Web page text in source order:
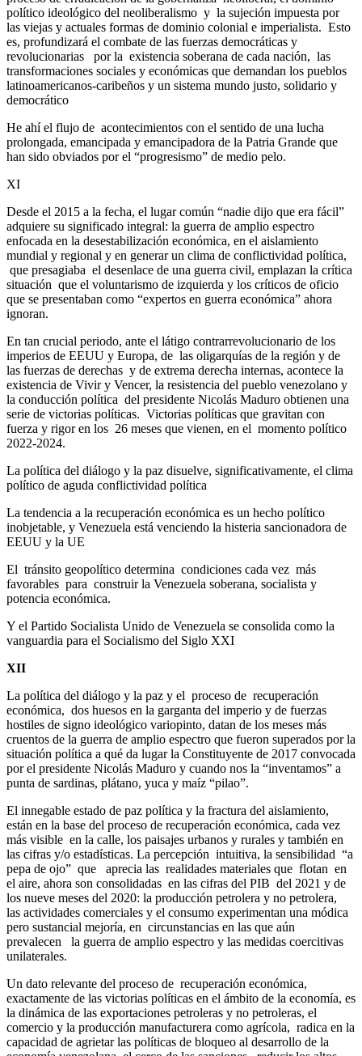
político ideológico del neoliberalismo y la sujeción impuesta por
las viejas y actuales formas de dominio colonial e imperialista. Esto
es, profundizará el combate de las fuerzas democráticas y
revolucionarias por la existencia soberana de cada nación, las
transformaciones sociales y económicas que demandan los pueblos
latinoamericanos-caribeños y un sistema mundo justo, solidario y
democrático
He ahí el flujo de acontecimientos con el sentido de una lucha
prolongada, emancipada y emancipadora de la Patria Grande que
han sido obviados por el “progresismo” de medio pelo.
XI
Desde el 2015 a la fecha, el lugar común “nadie dijo que era fácil”
adquiere su significado integral: la guerra de amplio espectro
enfocada en la desestabilización económica, en el aislamiento
mundial y regional y en generar un clima de conflictividad política,
que presagiaba el desenlace de una guerra civil, emplazan la crítica
situación que el voluntarismo de izquierda y los críticos de oficio
que se presentaban como “expertos en guerra económica” ahora
ignoran.
En tan crucial periodo, ante el látigo contrarrevolucionario de los
imperios de EEUU y Europa, de las oligarquías de la región y de
las fuerzas de derechas y de extrema derecha internas, acontece la
existencia de Vivir y Vencer, la resistencia del pueblo venezolano y
la conducción política del presidente Nicolás Maduro obtienen una
serie de victorias políticas. Victorias políticas que gravitan con
fuerza y rigor en los 26 meses que vienen, en el momento político
2022-2024.
La política del diálogo y la paz disuelve, significativamente, el clima
político de aguda conflictividad política
La tendencia a la recuperación económica es un hecho político
inobjetable, y Venezuela está venciendo la histeria sancionadora de
EEUU y la UE
El tránsito geopolítico determina condiciones cada vez más
favorables para construir la Venezuela soberana, socialista y
potencia económica.
Y el Partido Socialista Unido de Venezuela se consolida como la
vanguardia para el Socialismo del Siglo XXI
XII
La política del diálogo y la paz y el proceso de recuperación
económica, dos huesos en la garganta del imperio y de fuerzas
hostiles de signo ideológico variopinto, datan de los meses más
cruentos de la guerra de amplio espectro que fueron superados por la
situación política a qué da lugar la Constituyente de 2017 convocada
por el presidente Nicolás Maduro y cuando nos la “inventamos” a
punta de sardinas, plátano, yuca y maíz “pilao”.
El innegable estado de paz política y la fractura del aislamiento,
están en la base del proceso de recuperación económica, cada vez
más visible en la calle, los paisajes urbanos y rurales y también en
las cifras y/o estadísticas. La percepción intuitiva, la sensibilidad “a
pepa de ojo” que aprecia las realidades materiales que flotan en
el aire, ahora son consolidadas en las cifras del PIB del 2021 y de
los nueve meses del 2020: la producción petrolera y no petrolera,
las actividades comerciales y el consumo experimentan una módica
pero sustancial mejoría, en circunstancias en las que aún
prevalecen la guerra de amplio espectro y las medidas coercitivas
unilaterales.
Un dato relevante del proceso de recuperación económica,
exactamente de las victorias políticas en el ámbito de la economía, es
la dinámica de las exportaciones petroleras y no petroleras, el
comercio y la producción manufacturera como agrícola, radica en la
capacidad de agrietar las políticas de bloqueo al desarrollo de la